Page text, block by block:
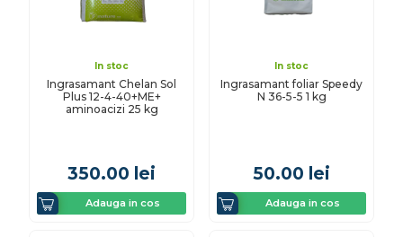
In stoc
Ingrasamant Chelan Sol
Plus 12-4-40+ME+
aminoacizi 25 kg
350.00 lei
Adauga in cos
In stoc
Ingrasamant foliar Speedy
N 36-5-5 1 kg
50.00 lei
Adauga in cos